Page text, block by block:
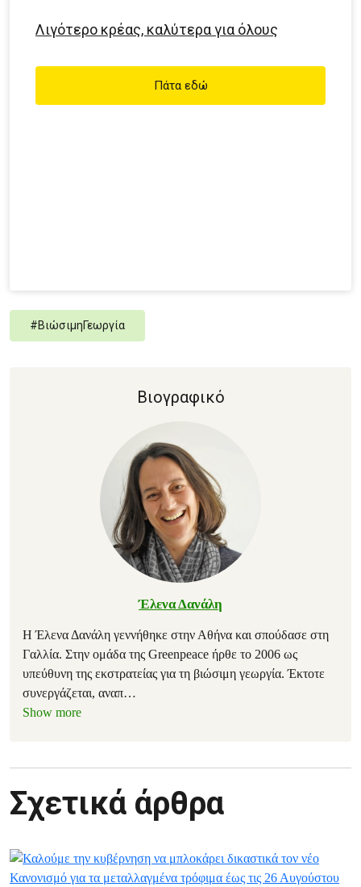
Λιγότερο κρέας, καλύτερα για όλους
Πάτα εδώ
#ΒιώσιμηΓεωργία
Βιογραφικό
Έλενα Δανάλη
Η Έλενα Δανάλη γεννήθηκε στην Αθήνα και σπούδασε στη
Γαλλία. Στην ομάδα της Greenpeace ήρθε το 2006 ως
υπεύθυνη της εκστρατείας για τη βιώσιμη γεωργία. Έκτοτε
συνεργάζεται, αναπ…
Show more
Σχετικά άρθρα